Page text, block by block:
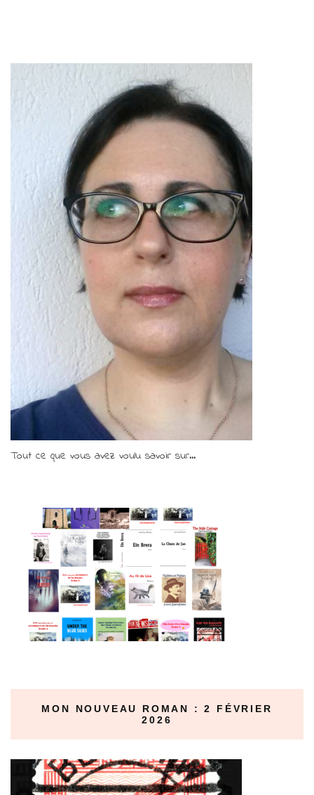
Tout ce que vous avez voulu savoir sur...
MON NOUVEAU ROMAN : 2 FÉVRIER
2026